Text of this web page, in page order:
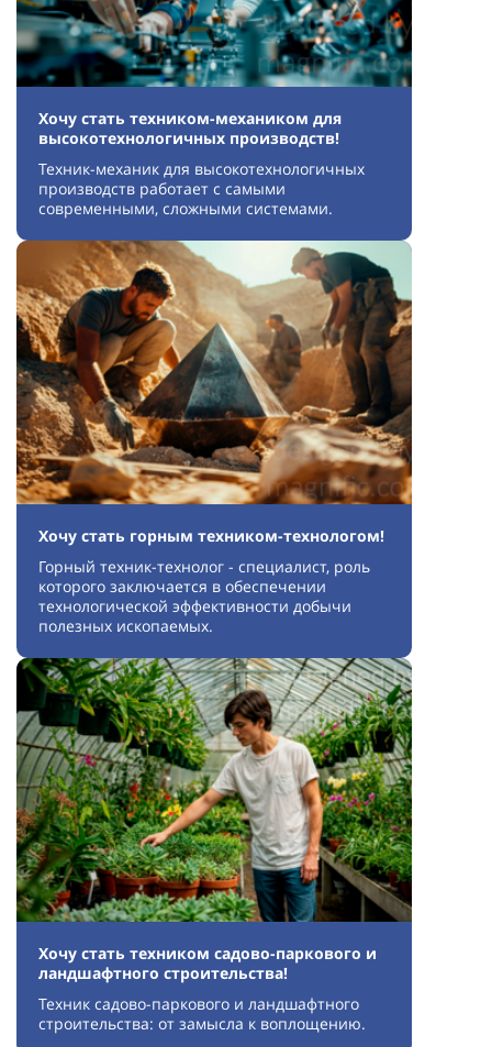
Хочу стать техником-механиком для
высокотехнологичных производств!
Техник-механик для высокотехнологичных
производств работает с самыми
современными, сложными системами.
Хочу стать горным техником-технологом!
Горный техник-технолог - специалист, роль
которого заключается в обеспечении
технологической эффективности добычи
полезных ископаемых.
Хочу стать техником садово-паркового и
ландшафтного строительства!
Техник садово-паркового и ландшафтного
строительства: от замысла к воплощению.